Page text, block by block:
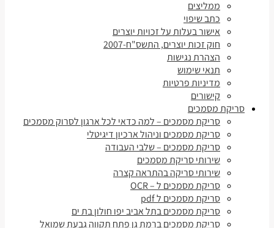
ממליצים
כתב שיפוי
אישור בעלות על זכויות יוצרים
חוק זכות יוצרים, התשס"ח-2007
הצהרת נגישות
תנאי שימוש
מדיניות פרטיות
קישורים
סריקת מסמכים
סריקת מסמכים – למה כדאי לכל ארגון לסרוק מסמכים
סריקת מסמכים וניהול ארכיון דיגיטלי
סריקת מסמכים – שלבי העבודה
שירותי סריקת מסמכים
שירותי סריקה בהתראה קצרה
סריקת מסמכים ל – OCR
סריקת מסמכים ל pdf
סריקת מסמכים בתל אביב יפו חולון בת ים
סריקת מסמכים ברמת גן פתח תקווה גבעת שמואל